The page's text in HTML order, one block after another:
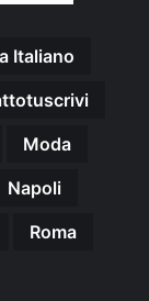
Italiano
Moda
Napoli
Roma